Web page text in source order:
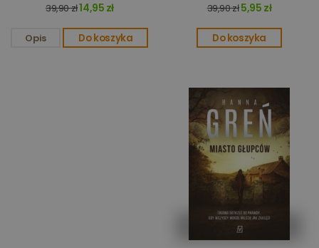
39,90 zł14,95 zł
Opis Do koszyka
39,90 zł5,95 zł
Do koszyka